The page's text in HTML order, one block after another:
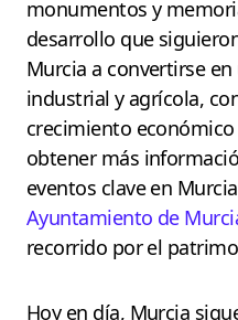
monumentos y
desarrollo que
Murcia a convertirse
industrial y agrícola,
crecimiento
obtener más
eventos clave en
Ayuntamiento de
recorrido por el
Hoy en día, Murcia